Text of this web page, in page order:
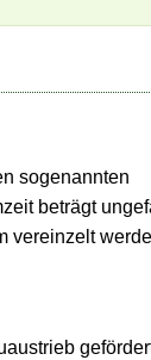
sogenannten
beträgt
vereinzelt